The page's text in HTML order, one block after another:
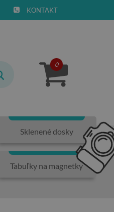
KONTAKT
0
Sklenené dosky
Tabuľky na magnetky